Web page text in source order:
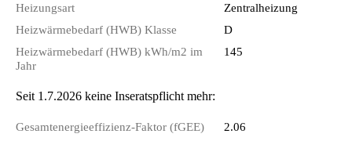
Heizungsart
Zentralheizung
Heizwärmebedarf (HWB) Klasse
D
Heizwärmebedarf (HWB) kWh/m2 im
Jahr
145
Seit 1.7.2026 keine Inseratspflicht mehr:
Gesamtenergieeffizienz-Faktor (fGEE)
2.06